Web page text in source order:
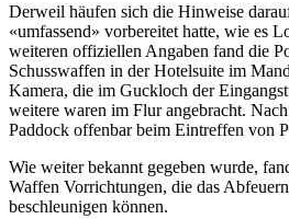
Derweil häufen sich die Hinweise
«umfassend» vorbereitet hatte, wie es
weiteren offiziellen Angaben fand die
Schusswaffen in der Hotelsuite im
Kamera, die im Guckloch der
weitere waren im Flur angebracht.
Paddock offenbar beim Eintreffen von
Wie weiter bekannt gegeben wurde,
Waffen Vorrichtungen, die das
beschleunigen können.